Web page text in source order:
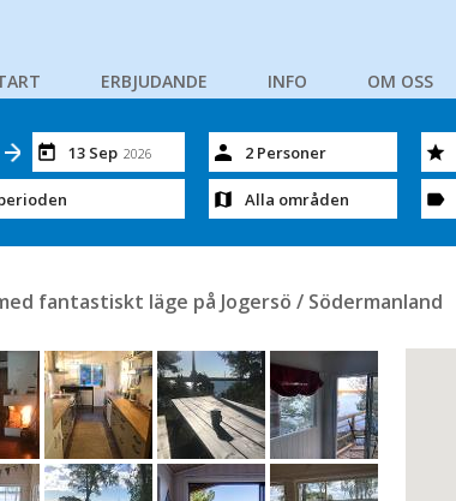
ERBJUDANDE INFO OM OSS
13 Sep 2026 2 Personer
Alla områden
fantastiskt läge på Jogersö / Södermanland